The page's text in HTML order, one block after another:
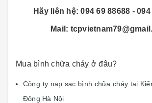
Hãy liên hệ: 094 69 88688 -
Mail:
Mua bình chữa cháy ở đâu?
Công ty nạp sạc bình chữa cháy tại
Đông Hà Nội